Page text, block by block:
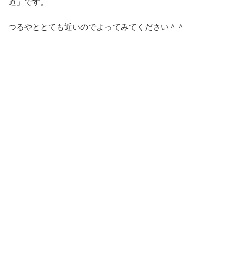
つるやととても近いのでよってみてください＾＾